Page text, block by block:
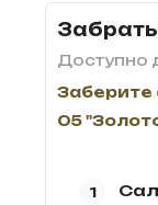
Доступно
05
1